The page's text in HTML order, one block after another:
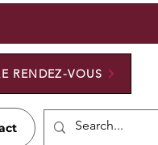
RENDEZ-VOUS